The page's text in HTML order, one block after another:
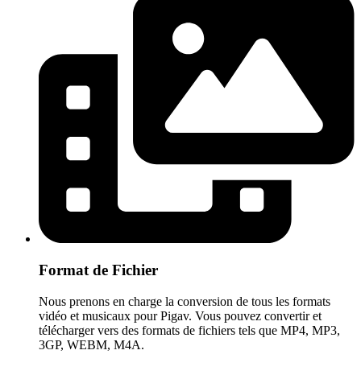
Format de Fichier
Nous prenons en charge la conversion de tous les formats
vidéo et musicaux pour Pigav. Vous pouvez convertir et
télécharger vers des formats de fichiers tels que MP4, MP3,
3GP, WEBM, M4A.